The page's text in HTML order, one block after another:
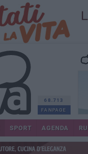
68.713
FANPAGE
SPORT AGENDA